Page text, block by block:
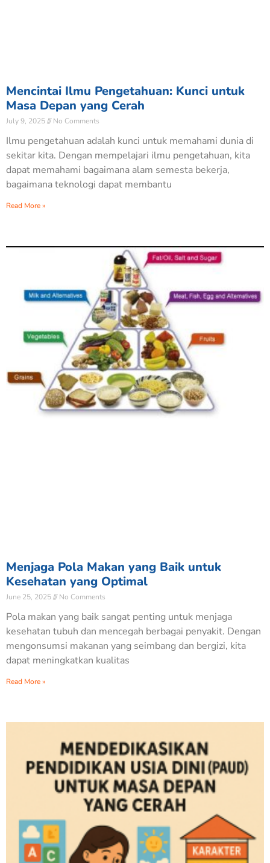
Mencintai Ilmu Pengetahuan: Kunci untuk
Masa Depan yang Cerah
July 9, 2025 No Comments
Ilmu pengetahuan adalah kunci untuk memahami dunia di
sekitar kita. Dengan mempelajari ilmu pengetahuan, kita
dapat memahami bagaimana alam semesta bekerja,
bagaimana teknologi dapat membantu
Read More »
Menjaga Pola Makan yang Baik untuk
Kesehatan yang Optimal
June 25, 2025 No Comments
Pola makan yang baik sangat penting untuk menjaga
kesehatan tubuh dan mencegah berbagai penyakit. Dengan
mengonsumsi makanan yang seimbang dan bergizi, kita
dapat meningkatkan kualitas
Read More »